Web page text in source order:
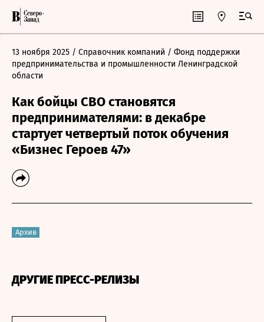
13 ноября 2025 / Справочник компаний / Фонд поддержки
предпринимательства и промышленности Ленинградской
области
Как бойцы СВО становятся
предпринимателями: в декабре
стартует четвертый поток обучения
«Бизнес Героев 47»
Архив
ДРУГИЕ ПРЕСС-РЕЛИЗЫ